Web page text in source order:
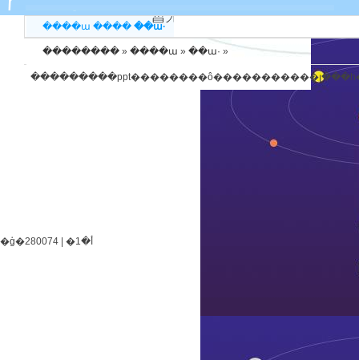
����ա ���� ��ա·
�������� » ����ա » ��ա· »
�ģ�280074 | �أ�1